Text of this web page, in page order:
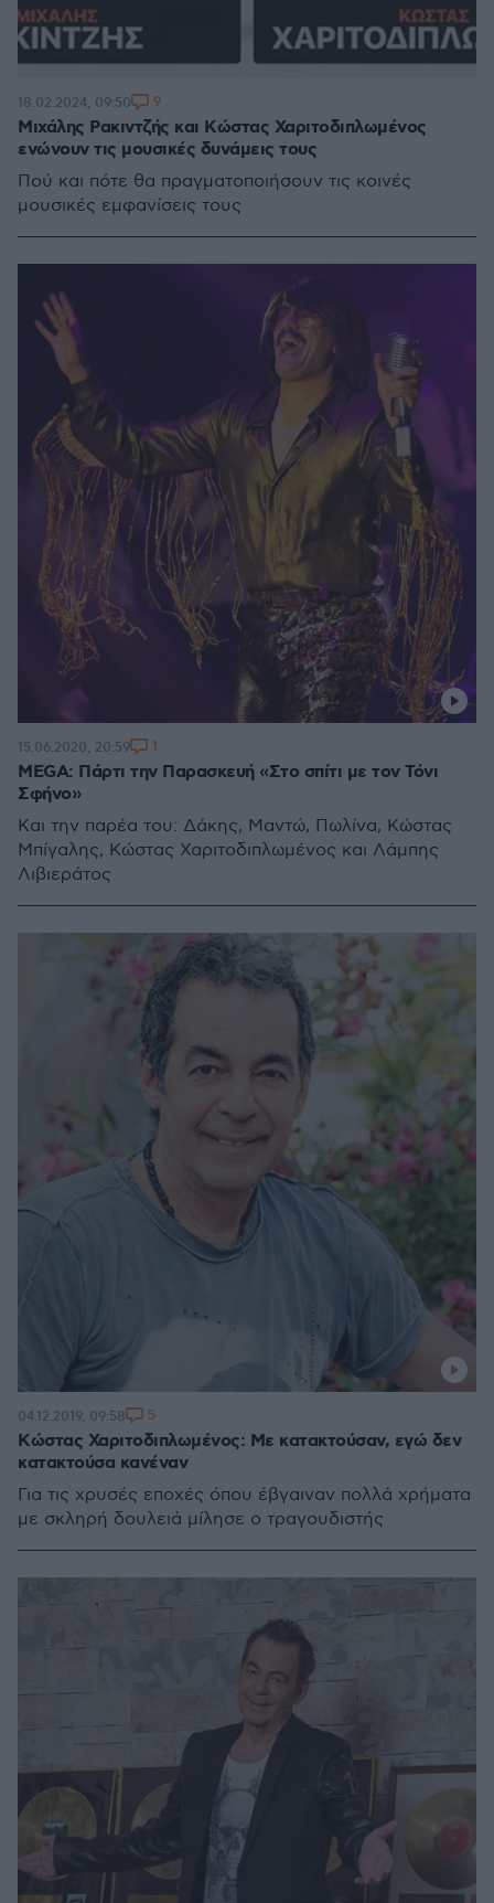
Μιχάλης Ρακιντζής και Κώστας Χαριτοδιπλωμένος
ενώνουν τις μουσικές δυνάμεις τους
Πού και πότε θα πραγματοποιήσουν τις κοινές
μουσικές εμφανίσεις τους
18.02.2024, 09:50 9
MEGA: Πάρτι την Παρασκευή «Στο σπίτι με τον Τόνι
Σφήνο»
Και την παρέα του: Δάκης, Μαντώ, Πωλίνα, Κώστας
Μπίγαλης, Κώστας Χαριτοδιπλωμένος και Λάμπης
Λιβιεράτος
15.06.2020, 20:59 1
Κώστας Χαριτοδιπλωμένος: Με κατακτούσαν, εγώ δεν
κατακτούσα κανέναν
Για τις χρυσές εποχές όπου έβγαιναν πολλά χρήματα
με σκληρή δουλειά μίλησε ο τραγουδιστής
04.12.2019, 09:58 5